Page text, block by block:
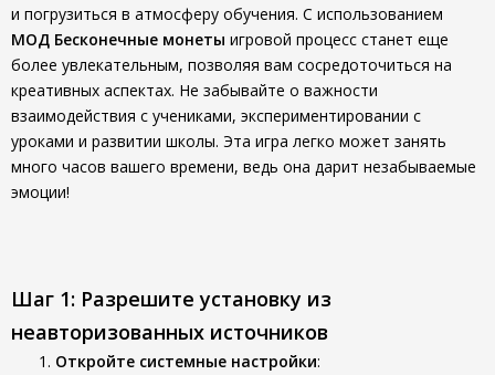
и погрузиться в атмосферу обучения. С использованием
МОД Бесконечные монеты игровой процесс станет еще
более увлекательным, позволяя вам сосредоточиться на
креативных аспектах. Не забывайте о важности
взаимодействия с учениками, экспериментировании с
уроками и развитии школы. Эта игра легко может занять
много часов вашего времени, ведь она дарит незабываемые
эмоции!
Шаг 1: Разрешите установку из
неавторизованных источников
Откройте системные настройки: